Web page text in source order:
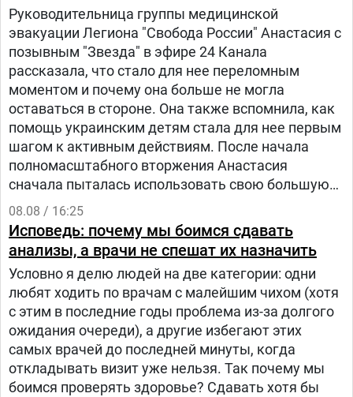
Руководительница группы медицинской
эвакуации Легиона "Свобода России" Анастасия с
позывным "Звезда" в эфире 24 Канала
рассказала, что стало для нее переломным
моментом и почему она больше не могла
оставаться в стороне. Она также вспомнила, как
помощь украинским детям стала для нее первым
шагом к активным действиям. После начала
полномасштабного вторжения Анастасия
сначала пыталась использовать свою большую
русскоязычную аудиторию, чтобы объяснять
людям в России, что на самом деле происходит в
Украине.
08.08 / 16:25
Исповедь: почему мы боимся сдавать
анализы, а врачи не спешат их назначить
Условно я делю людей на две категории: одни
любят ходить по врачам с малейшим чихом (хотя
с этим в последние годы проблема из-за долгого
ожидания очереди), а другие избегают этих
самых врачей до последней минуты, когда
откладывать визит уже нельзя. Так почему мы
боимся проверять здоровье? Сдавать хотя бы